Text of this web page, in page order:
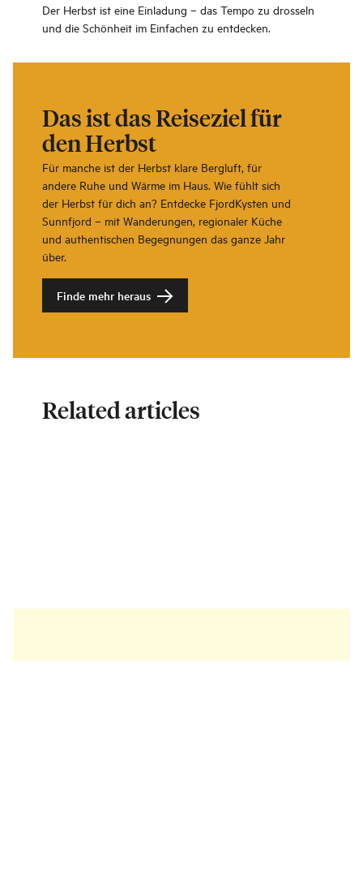
Der Herbst ist eine Einladung – das Tempo zu drosseln
und die Schönheit im Einfachen zu entdecken.
Das ist das Reiseziel für
den Herbst
Für manche ist der Herbst klare Bergluft, für
andere Ruhe und Wärme im Haus. Wie fühlt sich
der Herbst für dich an? Entdecke FjordKysten und
Sunnfjord – mit Wanderungen, regionaler Küche
und authentischen Begegnungen das ganze Jahr
über.
Finde mehr heraus
Related articles